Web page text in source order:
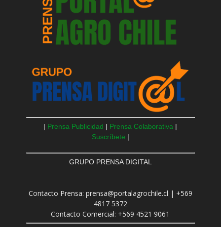
| Prensa Publicidad | Prensa Colaborativa |
Suscríbete |
GRUPO PRENSA DIGITAL
Contacto Prensa: prensa@portalagrochile.cl | +569
4817 5372
Contacto Comercial: +569 4521 9061